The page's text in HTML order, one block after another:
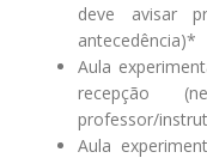
deve avisar
antecedência)*
Aula
recepção
professor/
Aula